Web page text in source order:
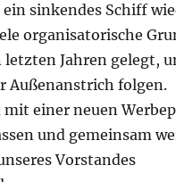
sinkendes Schiff
organisatorische
letzten Jahren gelegt,
Außenanstrich folgen.
mit einer neuen
und gemeinsam
Vorstandes